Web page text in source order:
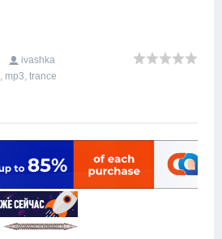
ivashka
, mp3, trance